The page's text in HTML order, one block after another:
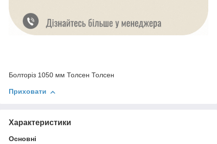
Болторіз 1050 мм Толсен Толсен
Приховати
Характеристики
Основні